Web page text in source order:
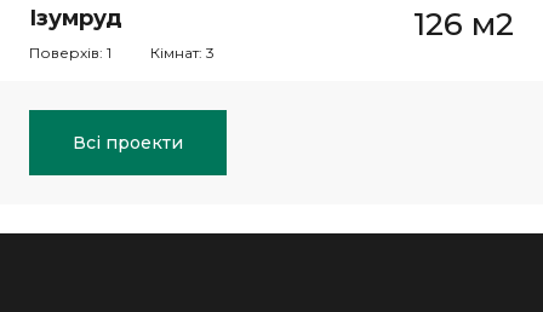
Ізумруд 126 м2
Поверхів: 1 Кімнат: 3
Всі проекти